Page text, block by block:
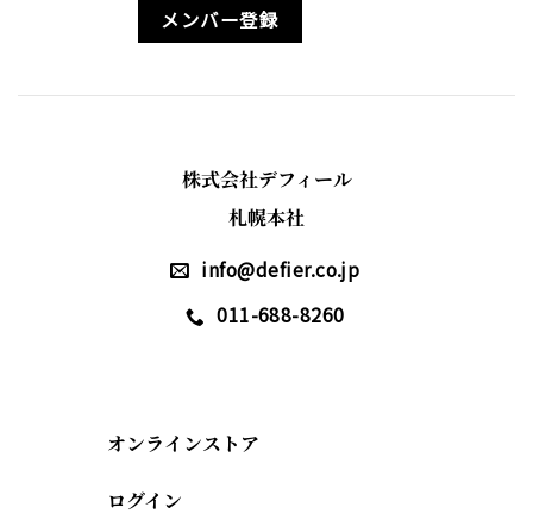
メンバー登録
株式会社デフィール
札幌本社
info@defier.co.jp
011-688-8260
オンラインストア
ログイン